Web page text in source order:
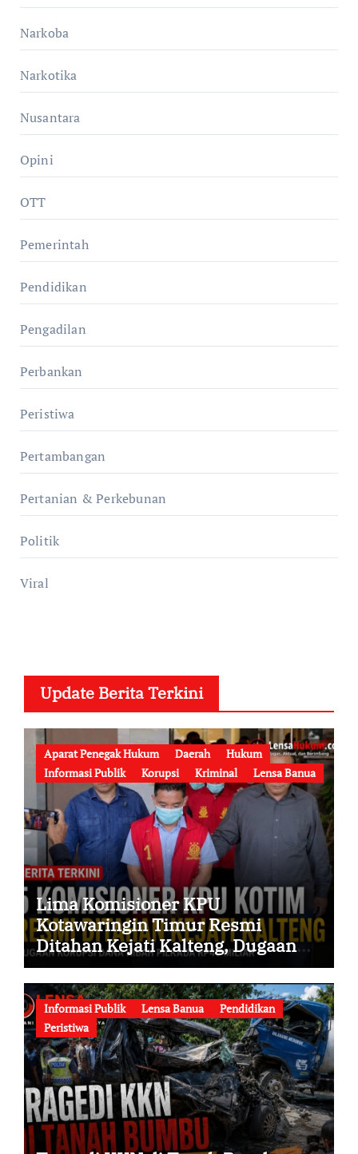
Narkoba
Narkotika
Nusantara
Opini
OTT
Pemerintah
Pendidikan
Pengadilan
Perbankan
Peristiwa
Pertambangan
Pertanian & Perkebunan
Politik
Viral
Update Berita Terkini
Aparat Penegak Hukum Daerah
Hukum
Informasi Publik
Korupsi Kriminal Lensa Banua
Lima Komisioner KPU
Kotawaringin Timur Resmi
Ditahan Kejati Kalteng, Dugaan
Korupsi Dana Hibah Pilkada Rp40
Miliar Memasuki Babak Baru
Informasi Publik Lensa Banua
Pendidikan
Peristiwa